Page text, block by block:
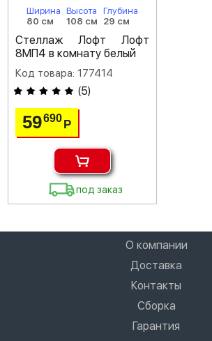
Ширина
80 см
Высота
108 см
Глубина
29 см
Стеллаж Лофт Лофт
8МП4 в комнату белый
Код товара: 177414
(5)
59690Р
под заказ
О компании
Доставка
Контакты
Сборка
Гарантия